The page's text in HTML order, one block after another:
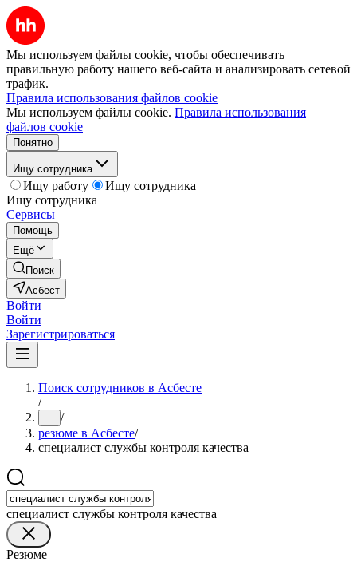
Мы используем файлы cookie, чтобы обеспечивать
правильную работу нашего веб-сайта и анализировать сетевой
трафик.
Правила использования файлов cookie
Мы используем файлы cookie. Правила использования
файлов cookie
Понятно
Ищу сотрудника
Ищу работу
Ищу сотрудника
Ищу сотрудника
Сервисы
Помощь
Ещё
Поиск
Асбест
Войти
Войти
Зарегистрироваться
Поиск сотрудников в Асбесте
/
... /
резюме в Асбесте/
специалист службы контроля качества
специалист службы контроля качества
Резюме